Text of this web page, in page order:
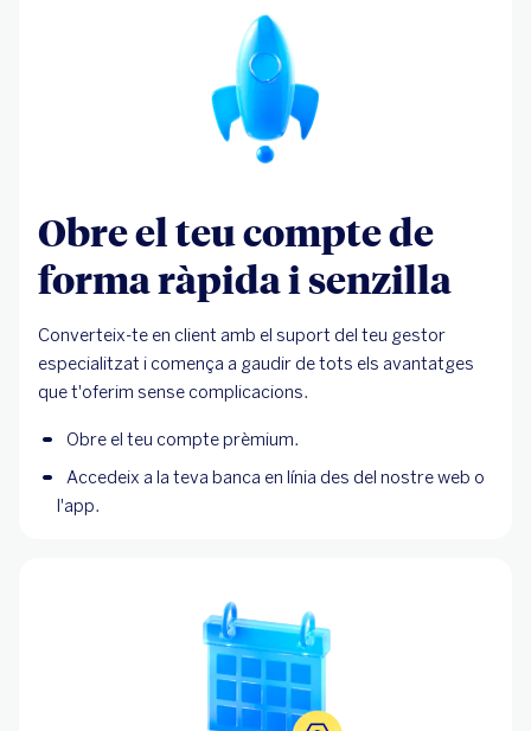
Obre el teu compte de
forma ràpida i senzilla
Converteix-te en client amb el suport del teu gestor
especialitzat i comença a gaudir de tots els avantatges
que t'oferim sense complicacions.
Obre el teu compte prèmium.
Accedeix a la teva banca en línia des del nostre web o
l'app.